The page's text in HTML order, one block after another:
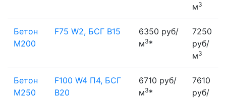
м3
Бетон
М200
F75 W2, БСГ В15
6350 руб/
м3*
7250
руб/
м3
Бетон
М250
F100 W4 П4, БСГ
В20
6710 руб/
м3*
7610
руб/